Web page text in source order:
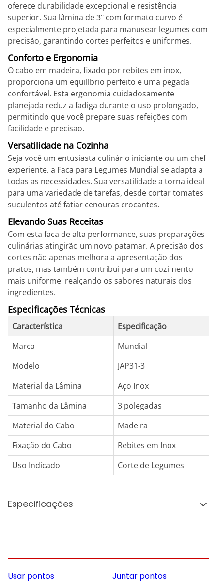
oferece durabilidade excepcional e resistência
superior. Sua lâmina de 3" com formato curvo é
especialmente projetada para manusear legumes com
precisão, garantindo cortes perfeitos e uniformes.
Conforto e Ergonomia
O cabo em madeira, fixado por rebites em inox,
proporciona um equilíbrio perfeito e uma pegada
confortável. Esta ergonomia cuidadosamente
planejada reduz a fadiga durante o uso prolongado,
permitindo que você prepare suas refeições com
facilidade e precisão.
Versatilidade na Cozinha
Seja você um entusiasta culinário iniciante ou um chef
experiente, a Faca para Legumes Mundial se adapta a
todas as necessidades. Sua versatilidade a torna ideal
para uma variedade de tarefas, desde cortar tomates
suculentos até fatiar cenouras crocantes.
Elevando Suas Receitas
Com esta faca de alta performance, suas preparações
culinárias atingirão um novo patamar. A precisão dos
cortes não apenas melhora a apresentação dos
pratos, mas também contribui para um cozimento
mais uniforme, realçando os sabores naturais dos
ingredientes.
Especificações Técnicas
Característica
Especificação
Marca
Mundial
Modelo
JAP31-3
Material da Lâmina
Aço Inox
Tamanho da Lâmina
3 polegadas
Material do Cabo
Madeira
Fixação do Cabo
Rebites em Inox
Uso Indicado
Corte de Legumes
Especificações
Usar pontos
Juntar pontos